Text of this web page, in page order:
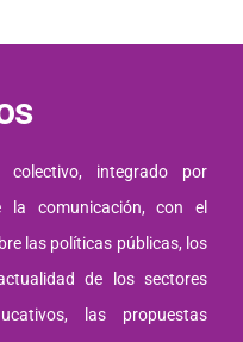
integrado por
la comunicación, con el
las políticas públicas, los
de los sectores
las propuestas